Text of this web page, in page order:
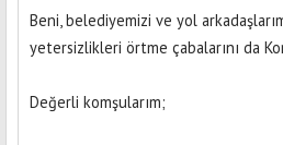
Beni, belediyemizi ve yol
yetersizlikleri örtme çabalarını da
Değerli komşularım;